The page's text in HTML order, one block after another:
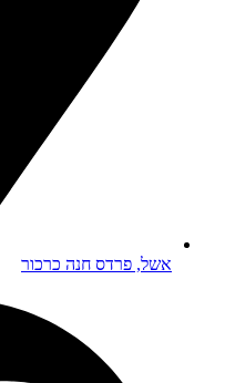
אשל, פרדס חנה כרכור